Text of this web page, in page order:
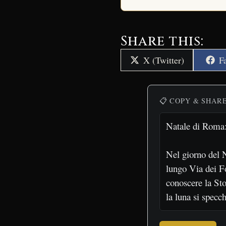
Share this:
Share
on
X (Twitter)
📋 COPY &